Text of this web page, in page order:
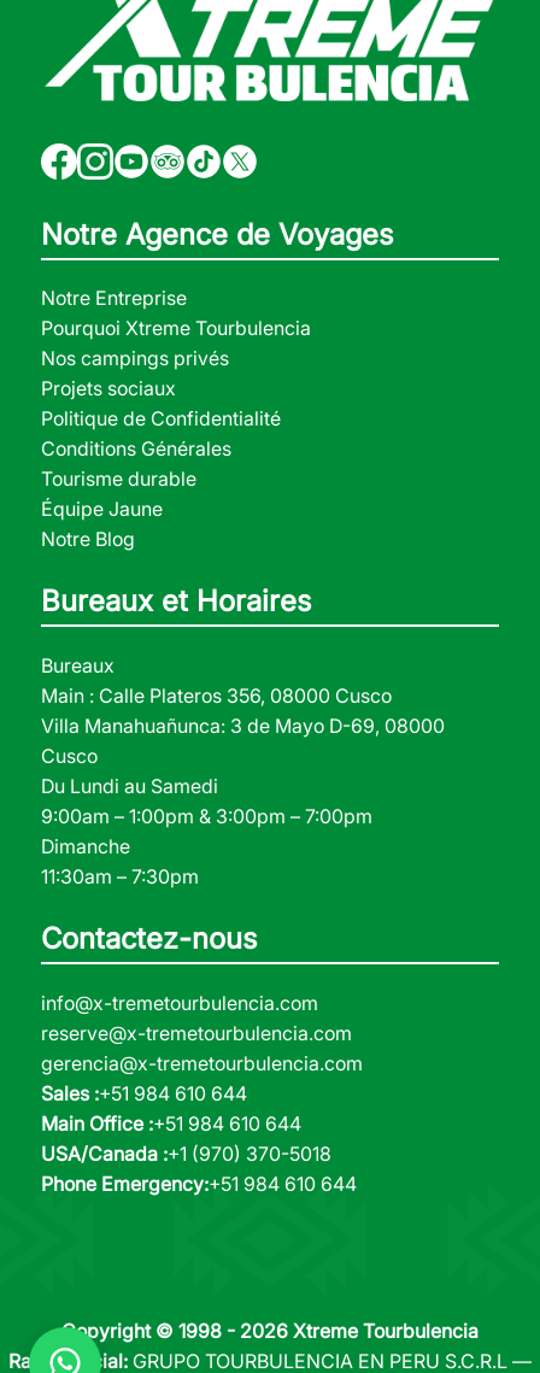
Notre Agence de Voyages
Notre Entreprise
Pourquoi Xtreme Tourbulencia
Nos campings privés
Projets sociaux
Politique de Confidentialité
Conditions Générales
Tourisme durable
Équipe Jaune
Notre Blog
Bureaux et Horaires
Bureaux
Main : Calle Plateros 356, 08000 Cusco
Villa Manahuañunca: 3 de Mayo D-69, 08000
Cusco
Du Lundi au Samedi
9:00am – 1:00pm & 3:00pm – 7:00pm
Dimanche
11:30am – 7:30pm
Contactez-nous
info@x-tremetourbulencia.com
reserve@x-tremetourbulencia.com
gerencia@x-tremetourbulencia.com
Sales :+51 984 610 644
Main Office :+51 984 610 644
USA/Canada :+1 (970) 370-5018
Phone Emergency:+51 984 610 644
Copyright © 1998 - 2026 Xtreme Tourbulencia
Razón Social: GRUPO TOURBULENCIA EN PERU S.C.R.L —